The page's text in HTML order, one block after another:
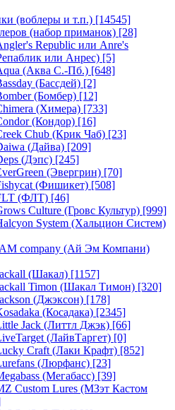
(воблеры и т.п.) [14545]
(набор приманок) [28]
Republic или Anre's
или Анрес) [5]
(Аква С.-Пб.) [648]
(Бассдей) [2]
(Бомбер) [12]
(Химера) [733]
(Кондор) [16]
Chub (Крик Чаб) [23]
(Дайва) [209]
(Дэпс) [245]
(Эвергрин) [70]
(Фишикет) [508]
(ФЛТ) [46]
Culture (Гровс Культур) [999]
System (Хальцион Систем)
company (Ай Эм Компани)
(Шакал) [1157]
Timon (Шакал Тимон) [320]
(Джэксон) [178]
(Косадака) [2345]
Jack (Литтл Джэк) [66]
(ЛайвТаргет) [0]
Craft (Лаки Крафт) [852]
(Люрфанс) [23]
(Мегабасс) [39]
Custom Lures (МЗэт Кастом